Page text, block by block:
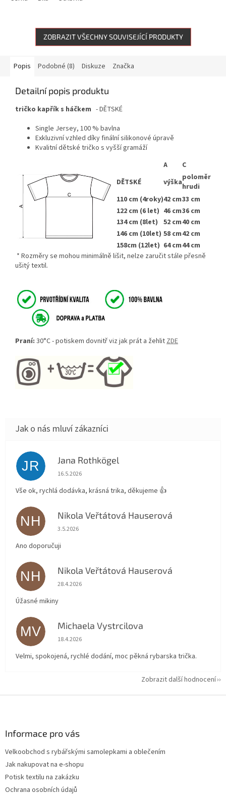
ZOBRAZIT VŠECHNY SOUVISEJÍCÍ PRODUKTY
Popis Podobné (8) Diskuze Značka
Detailní popis produktu
tričko kapřík s háčkem - DĚTSKÉ
Single Jersey, 100 % bavlna
Exkluzivní vzhled díky finální silikonové úpravě
Kvalitní dětské tričko s vyšší gramáží
A
C
DĚTSKÉ
výškapoloměr
hrudi
110 cm (4roky)42 cm33 cm
122 cm (6 let) 46 cm36 cm
134 cm (8let) 52 cm40 cm
146 cm (10let) 58 cm42 cm
158cm (12let) 64 cm44 cm
* Rozměry se mohou minimálně lišit, nelze zaručit stále přesně
ušitý textil.
Praní: 30°C - potiskem dovnitř viz jak prát a žehlitZDE
JR Jana Rothkögel
Hodnocení obchodu je 5 z 5 hvězdiček.
16.5.2026
Vše ok, rychlá dodávka, krásná trika, děkujeme 👍
NH Nikola Veřtátová Hauserová
Hodnocení obchodu je 5 z 5 hvězdiček.
3.5.2026
Ano doporučuji
NH Nikola Veřtátová Hauserová
Hodnocení obchodu je 5 z 5 hvězdiček.
28.4.2026
Úžasné mikiny
MV Michaela Vystrcilova
Hodnocení obchodu je 5 z 5 hvězdiček.
18.4.2026
Velmi, spokojená, rychlé dodání, moc pěkná rybarska trička.
Zobrazit další hodnocení
Informace pro vás
Velkoobchod s rybářskými samolepkami a oblečením
Jak nakupovat na e-shopu
Potisk textilu na zakázku
Ochrana osobních údajů